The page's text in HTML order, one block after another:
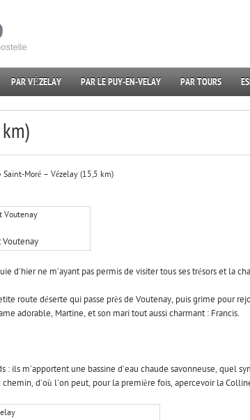
PAR VÉZELAY PAR LE PUY-EN-VELAY PAR TOURS
Saint-Moré – Vézelay (15,5 km)
Voutenay
d’hier ne m’ayant pas permis de visiter tous ses trésors et la
route déserte qui passe près de Voutenay, puis grime pour
adorable, Martine, et son mari tout aussi charmant : Francis.
: ils m’apportent une bassine d’eau chaude savonneuse, quel
d’où l’on peut, pour la première fois, apercevoir la